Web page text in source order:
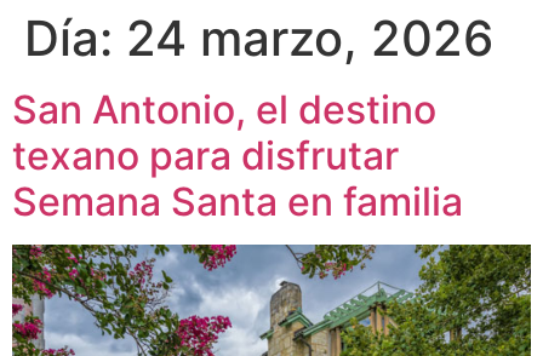
Día: 24 marzo, 2026
San Antonio, el destino
texano para disfrutar
Semana Santa en familia